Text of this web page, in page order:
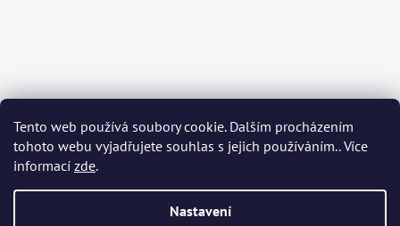
Tento web používá soubory cookie. Dalším procházením
tohoto webu vyjadřujete souhlas s jejich používáním.. Více
informací zde.
Nastavení
Čeština Slovenčina English Deutsch Magyar
Język polski Română Italiano Español Français
Português
Nederlands Українська Ελληνικά Svenska Dansk